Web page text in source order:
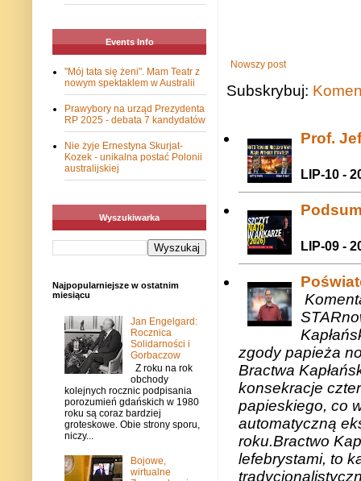
Nowszy post
Subskrybuj:
Prof.
LIP-10 -
LIP-09 -
zgody papieża
Bractwa
konsekracje
papieskiego, co
automatyczną
roku.Bractwo
lefebrystami, to
Events Info
"Mój tata się żeni". Mam Teatr z
nowym spektaklem w Australii
Prawybory na urząd Prezydenta
RP 2025 - debata 7 kandydatów
Nie żyje Ernestyna Skurjat-
Kozek - unikalna postać Polonii
australijskiej
Wyszukiwarka
Najpopularniejsze w ostatnim
miesiącu
Jan Engelgard:
Rocznica
Solidarności i
Gorbaczow
Z roku na rok
obchody
kolejnych rocznic podpisania
porozumień gdańskich w 1980
roku są coraz bardziej
groteskowe. Obie strony sporu,
niczy...
Bojowe,
wirtualne